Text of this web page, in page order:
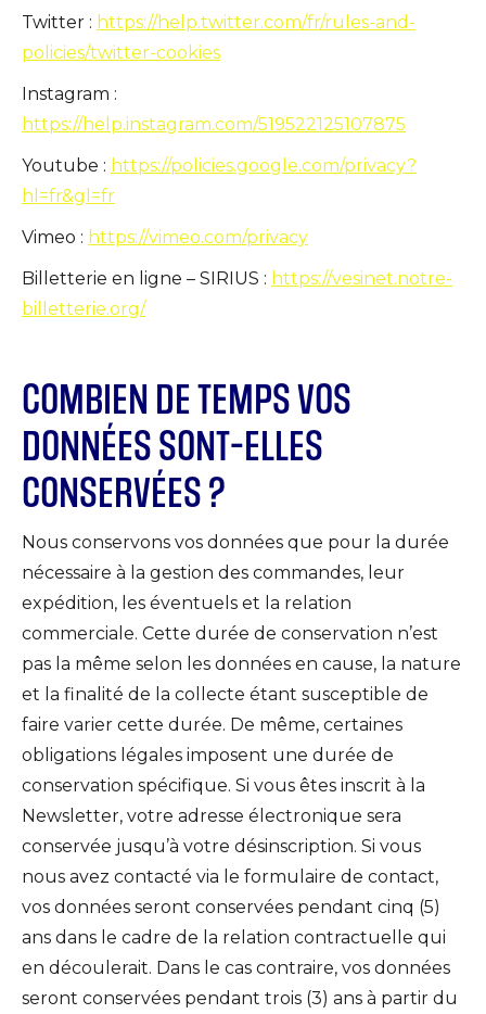
Twitter : https://help.twitter.com/fr/rules-and-
policies/twitter-cookies
Instagram :
https://help.instagram.com/519522125107875
Youtube : https://policies.google.com/privacy?
hl=fr&gl=fr
Vimeo : https://vimeo.com/privacy
Billetterie en ligne – SIRIUS : https://vesinet.notre-
billetterie.org/
COMBIEN DE TEMPS VOS
DONNÉES SONT-ELLES
CONSERVÉES ?
Nous conservons vos données que pour la durée
nécessaire à la gestion des commandes, leur
expédition, les éventuels et la relation
commerciale. Cette durée de conservation n’est
pas la même selon les données en cause, la nature
et la finalité de la collecte étant susceptible de
faire varier cette durée. De même, certaines
obligations légales imposent une durée de
conservation spécifique. Si vous êtes inscrit à la
Newsletter, votre adresse électronique sera
conservée jusqu’à votre désinscription. Si vous
nous avez contacté via le formulaire de contact,
vos données seront conservées pendant cinq (5)
ans dans le cadre de la relation contractuelle qui
en découlerait. Dans le cas contraire, vos données
seront conservées pendant trois (3) ans à partir du